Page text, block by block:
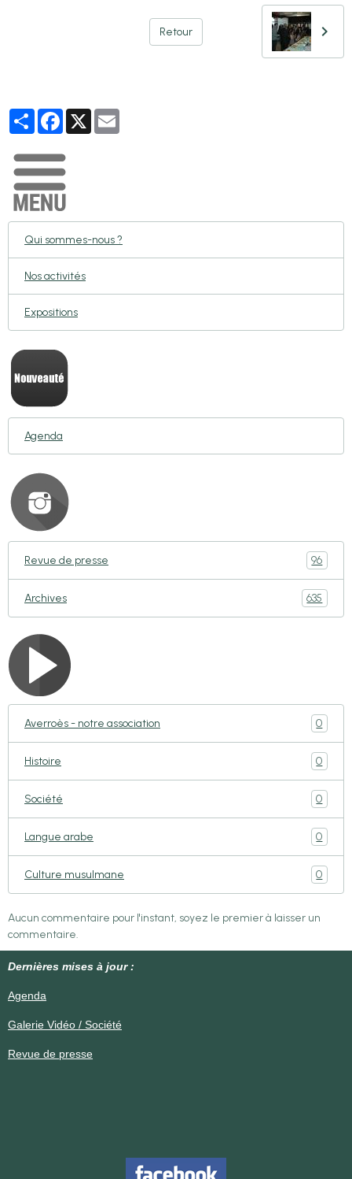
Retour
PartagerFacebook
X
Qui sommes-nous ?
Nos activités
Expositions
Agenda
Revue de presse 96
Archives 635
Averroès - notre association 0
Histoire 0
Société 0
Langue arabe 0
Culture musulmane 0
Aucun commentaire pour l'instant, soyez le premier à laisser un
commentaire.
Dernières mises à jour :
Agenda
Galerie Vidéo / Société
Revue de presse